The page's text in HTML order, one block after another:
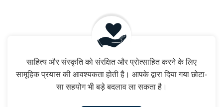
साहित्य और संस्कृति को संरक्षित और प्रोत्साहित करने के लिए
सामूहिक प्रयास की आवश्यकता होती है। आपके द्वारा दिया गया छोटा-
सा सहयोग भी बड़े बदलाव ला सकता है।